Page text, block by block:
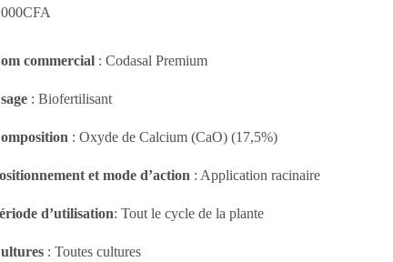
CFA
commercial : Codasal Premium
: Biofertilisant
: Oxyde de Calcium (CaO) (17,5%)
et mode d’action : Application racinaire
d’utilisation: Tout le cycle de la plante
: Toutes cultures